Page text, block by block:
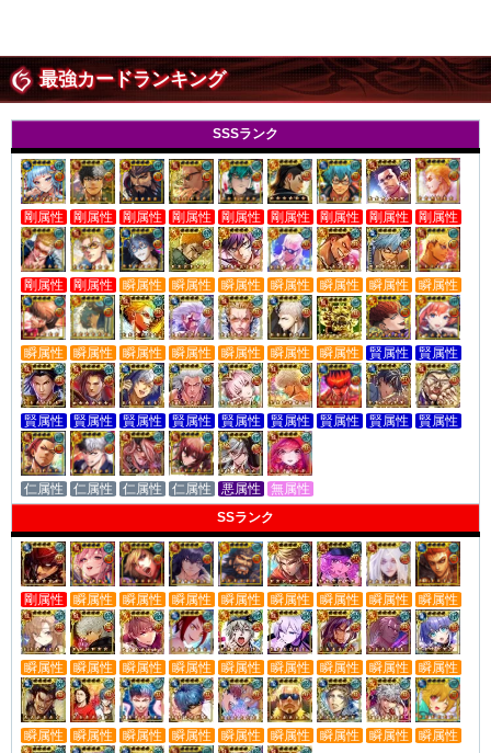
最強カードランキング
SSSランク
剛属性 剛属性 剛属性 剛属性 剛属性 剛属性 剛属性 剛属性 剛属性
剛属性 剛属性 瞬属性 瞬属性 瞬属性 瞬属性 瞬属性 瞬属性 瞬属性
瞬属性 瞬属性 瞬属性 瞬属性 瞬属性 瞬属性 瞬属性 賢属性 賢属性
賢属性 賢属性 賢属性 賢属性 賢属性 賢属性 賢属性 賢属性 賢属性
仁属性 仁属性 仁属性 仁属性 悪属性
無属性
SSランク
剛属性 瞬属性 瞬属性 瞬属性 瞬属性 瞬属性 瞬属性 瞬属性 瞬属性
瞬属性 瞬属性 瞬属性 瞬属性 瞬属性 瞬属性 瞬属性 瞬属性 瞬属性
瞬属性 瞬属性 瞬属性 瞬属性 瞬属性 瞬属性 瞬属性 瞬属性 瞬属性